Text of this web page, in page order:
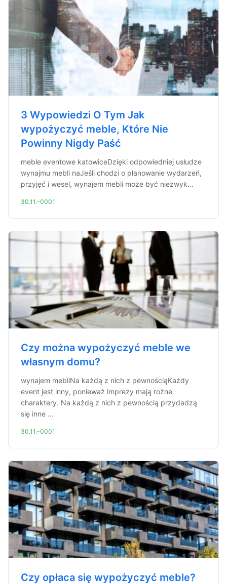
3 Wypowiedzi O Tym Jak
wypożyczyć meble, Które Nie
Powinny Nigdy Paść
meble eventowe katowiceDzięki odpowiedniej usłudze
wynajmu mebli naJeśli chodzi o planowanie wydarzeń,
przyjęć i wesel, wynajem mebli może być niezwyk...
30.11.-0001
Czy można wypożyczyć meble we
własnym domu?
wynajem mebliNa każdą z nich z pewnościąKażdy
event jest inny, ponieważ imprezy mają rożne
charaktery. Na każdą z nich z pewnością przydadzą
się inne ...
30.11.-0001
Czy opłaca się wypożyczyć meble?